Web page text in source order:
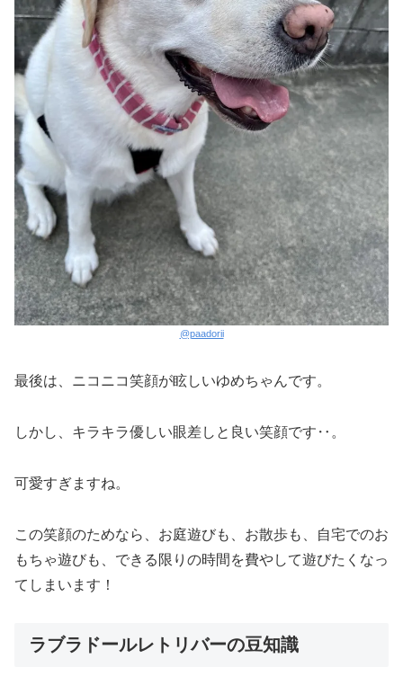
@paadorii
最後は、ニコニコ笑顔が眩しいゆめちゃんです。
しかし、キラキラ優しい眼差しと良い笑顔です‥。
可愛すぎますね。
この笑顔のためなら、お庭遊びも、お散歩も、自宅でのお
もちゃ遊びも、できる限りの時間を費やして遊びたくなっ
てしまいます！
ラブラドールレトリバーの豆知識